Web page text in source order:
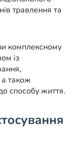
травлення та
комплексному
із
також
способу життя.